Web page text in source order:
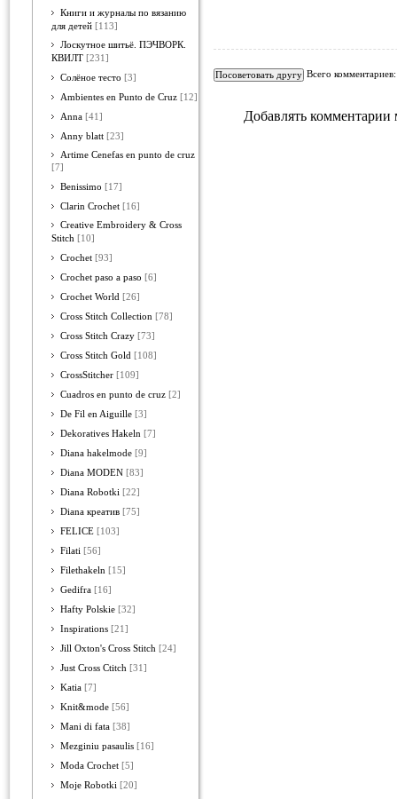
Книги и журналы по вязанию
для детей [113]
Лоскутное шитьё. ПЭЧВОРК.
КВИЛТ [231]
Солёное тесто [3]
Ambientes en Punto de Cruz [12]
Anna [41]
Anny blatt [23]
Artime Cenefas en punto de cruz
[7]
Benissimo [17]
Clarin Crochet [16]
Creative Embroidery & Cross
Stitch [10]
Crochet [93]
Crochet paso a paso [6]
Crochet World [26]
Cross Stitch Collection [78]
Cross Stitch Crazy [73]
Cross Stitch Gold [108]
CrossStitcher [109]
Cuadros en punto de cruz [2]
De Fil en Aiguille [3]
Dekoratives Hakeln [7]
Diana hakelmode [9]
Diana MODEN [83]
Diana Robotki [22]
Diana креатив [75]
FELICE [103]
Filati [56]
Filethakeln [15]
Gedifra [16]
Hafty Polskie [32]
Inspirations [21]
Jill Oxton's Cross Stitch [24]
Just Cross Ctitch [31]
Katia [7]
Knit&mode [56]
Mani di fata [38]
Mezginiu pasaulis [16]
Moda Crochet [5]
Moje Robotki [20]
Всего
Добавлять комментарии